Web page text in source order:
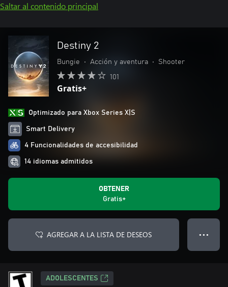
Saltar al contenido principal
Destiny 2
Bungie • Acción y aventura • Shooter
101
Gratis+
Optimizado para Xbox Series X|S
Smart Delivery
4 Funcionalidades de accesibilidad
14 idiomas admitidos
OBTENER
Gratis+
AGREGAR A LA LISTA DE DESEOS ● ● ●
ADOLESCENTES